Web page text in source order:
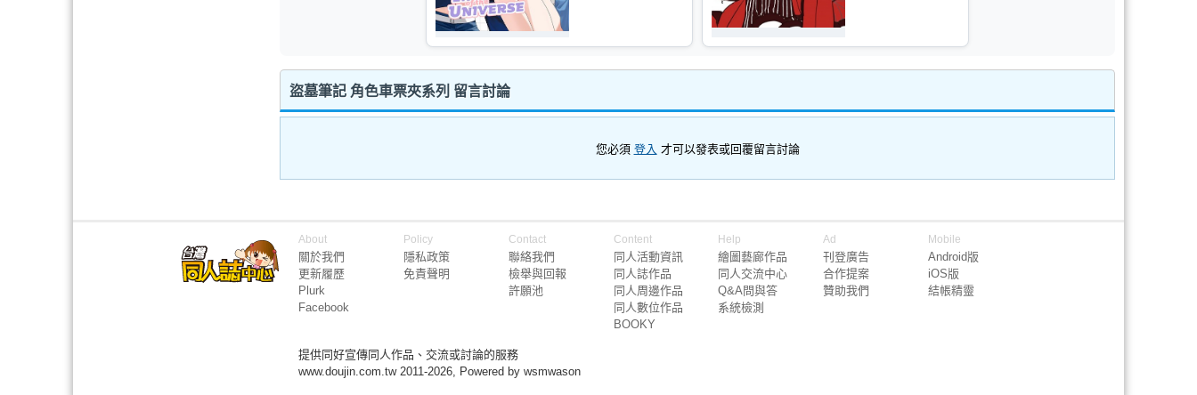
盜墓筆記 角色車票夾系列 留言討論
您必須 登入 才可以發表或回覆留言討論
About
關於我們
更新履歷
Plurk
Facebook
Policy
隱私政策
免責聲明
Contact
聯絡我們
檢舉與回報
許願池
Content
同人活動資訊
同人誌作品
同人周邊作品
同人數位作品
BOOKY
Help
繪圖藝廊作品
同人交流中心
Q&A問與答
系統檢測
Ad
刊登廣告
合作提案
贊助我們
Mobile
Android版
iOS版
結帳精靈
提供同好宣傳同人作品、交流或討論的服務
www.doujin.com.tw 2011-2026, Powered by wsmwason